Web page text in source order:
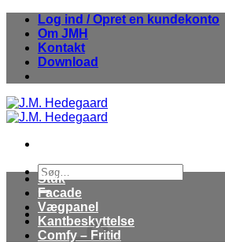
Fortsæt
indhold
Log ind / Opret en kundekonto
Om JMH
Kontakt
Download
Søg
efter:
Stuk
Facade
Vægpanel
Kantbeskyttelse
Comfy – Fritid